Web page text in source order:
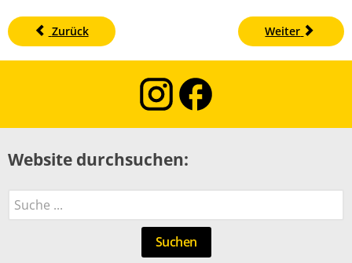
Zurück Weiter
Website durchsuchen:
Suchen
Suchen